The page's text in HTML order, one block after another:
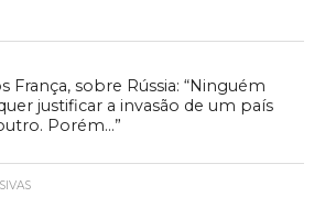
França, sobre Rússia: “Ninguém
justificar a invasão de um país
Porém…”